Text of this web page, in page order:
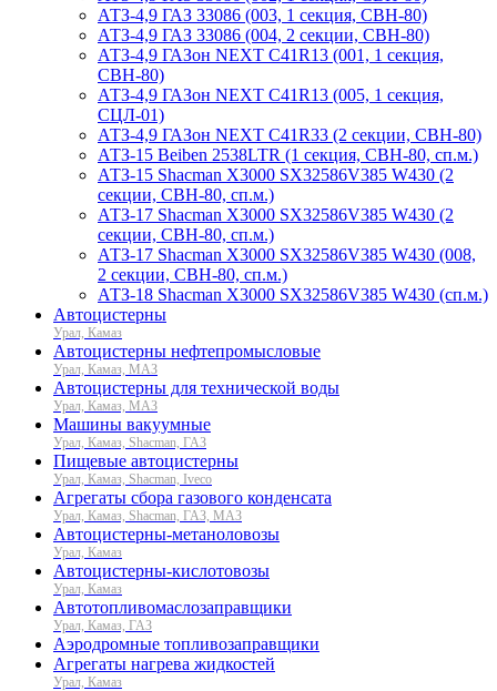
АТЗ-4,9 ГАЗ 33086 (003, 1 секция, СВН-80)
АТЗ-4,9 ГАЗ 33086 (004, 2 секции, СВН-80)
АТЗ-4,9 ГАЗон NEXT C41R13 (001, 1 секция,
СВН-80)
АТЗ-4,9 ГАЗон NEXT C41R13 (005, 1 секция,
СЦЛ-01)
АТЗ-4,9 ГАЗон NEXT C41R33 (2 секции, СВН-80)
АТЗ-15 Beiben 2538LTR (1 секция, СВН-80, сп.м.)
АТЗ-15 Shacman X3000 SX32586V385 W430 (2
секции, СВН-80, сп.м.)
АТЗ-17 Shacman X3000 SX32586V385 W430 (2
секции, СВН-80, сп.м.)
АТЗ-17 Shacman X3000 SX32586V385 W430 (008,
2 секции, СВН-80, сп.м.)
АТЗ-18 Shacman X3000 SX32586V385 W430 (сп.м.)
Автоцистерны
Урал, Камаз
Автоцистерны нефтепромысловые
Урал, Камаз, МАЗ
Автоцистерны для технической воды
Урал, Камаз, МАЗ
Машины вакуумные
Урал, Камаз, Shacman, ГАЗ
Пищевые автоцистерны
Урал, Камаз, Shacman, Iveco
Агрегаты сбора газового конденсата
Урал, Камаз, Shacman, ГАЗ, МАЗ
Автоцистерны-метаноловозы
Урал, Камаз
Автоцистерны-кислотовозы
Урал, Камаз
Автотопливомаслозаправщики
Урал, Камаз, ГАЗ
Аэродромные топливозаправщики
Агрегаты нагрева жидкостей
Урал, Камаз